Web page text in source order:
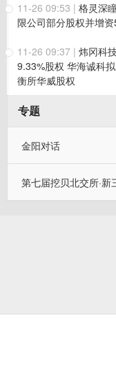
11-26 09:53 | 格灵深
限公司部分股权并增
11-26 09:37 | 炜冈科
9.33%股权 华海诚科
衡所华威股权
专题
金阳对话
第七届挖贝北交所·新